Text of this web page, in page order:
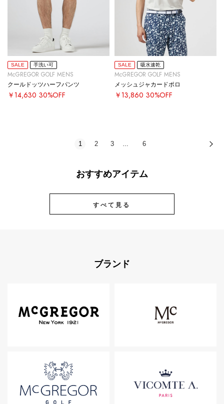
SALE 手洗い可
McGREGOR GOLF MENS
クールドッツハーフパンツ
￥14,630 30%OFF
SALE 吸水速乾
McGREGOR GOLF MENS
メッシュジャカードポロ
￥13,860 30%OFF
1 2 3 … 6
おすすめアイテム
すべて見る
ブランド